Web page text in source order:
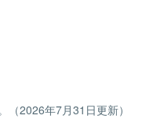
2026年7月31日更新）